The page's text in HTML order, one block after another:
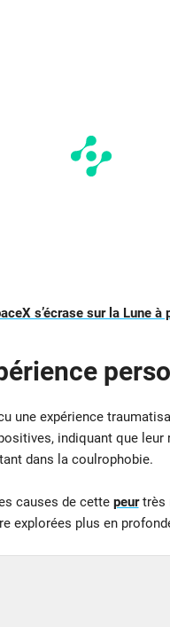
s’écrase sur la Lune
une expérience
indiquant que
dans la coulrophobie.
causes de cette peurtrès
explorées plus en